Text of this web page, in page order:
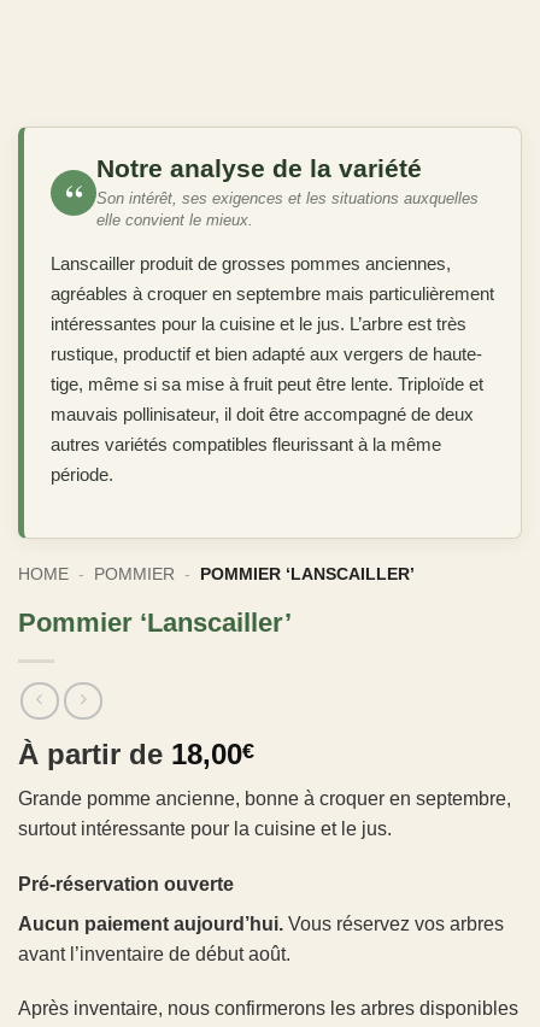
“
Notre analyse de la variété
Son intérêt, ses exigences et les situations auxquelles
elle convient le mieux.
Lanscailler produit de grosses pommes anciennes,
agréables à croquer en septembre mais particulièrement
intéressantes pour la cuisine et le jus. L’arbre est très
rustique, productif et bien adapté aux vergers de haute-
tige, même si sa mise à fruit peut être lente. Triploïde et
mauvais pollinisateur, il doit être accompagné de deux
autres variétés compatibles fleurissant à la même
période.
HOME - POMMIER - POMMIER ‘LANSCAILLER’
Pommier ‘Lanscailler’
À partir de 18,00€
Grande pomme ancienne, bonne à croquer en septembre,
surtout intéressante pour la cuisine et le jus.
Pré-réservation ouverte
Aucun paiement aujourd’hui. Vous réservez vos arbres
avant l’inventaire de début août.
Après inventaire, nous confirmerons les arbres disponibles